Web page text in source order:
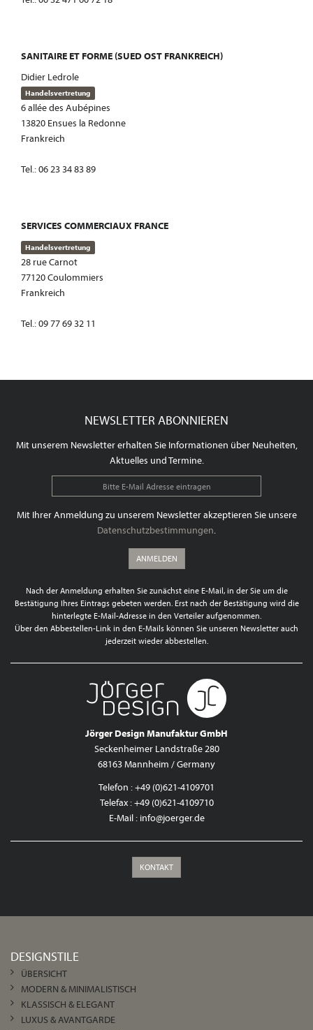
SANITAIRE ET FORME (SUED OST FRANKREICH)
Didier Ledrole
Handelsvertretung
6 allée des Aubépines
13820 Ensues la Redonne
Frankreich
Tel.: 06 23 34 83 89
SERVICES COMMERCIAUX FRANCE
Handelsvertretung
28 rue Carnot
77120 Coulommiers
Frankreich
Tel.: 09 77 69 32 11
NEWSLETTER ABONNIEREN
Mit unserem Newsletter erhalten Sie Informationen über Neuheiten,
Aktuelles und Termine.
Mit Ihrer Anmeldung zu unserem Newsletter akzeptieren Sie unsere
Datenschutzbestimmungen.
ANMELDEN
Nach der Anmeldung erhalten Sie zunächst eine E-Mail, in der Sie um die
Bestätigung Ihres Eintrags gebeten werden. Erst nach der Bestätigung wird die
hinterlegte E-Mail-Adresse in den Verteiler aufgenommen.
Über den Abbestellen-Link in den E-Mails können Sie unseren Newsletter auch
jederzeit wieder abbestellen.
Jörger Design Manufaktur GmbH
Seckenheimer Landstraße 280
68163 Mannheim / Germany
Telefon : +49 (0)621-4109701
Telefax : +49 (0)621-4109710
E-Mail : info@joerger.de
KONTAKT
DESIGNSTILE
ÜBERSICHT
MODERN & MINIMALISTISCH
KLASSISCH & ELEGANT
LUXUS & AVANTGARDE